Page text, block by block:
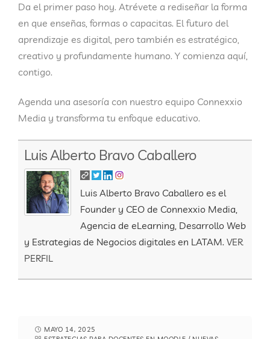
Da el primer paso hoy. Atrévete a rediseñar la forma
en que enseñas, formas o capacitas. El futuro del
aprendizaje es digital, pero también es estratégico,
creativo y profundamente humano. Y comienza aquí,
contigo.
Agenda una asesoría con nuestro equipo Connexxio
Media y transforma tu enfoque educativo.
Luis Alberto Bravo Caballero
Luis Alberto Bravo Caballero es el
Founder y CEO de Connexxio Media,
Agencia de eLearning, Desarrollo Web
y Estrategias de Negocios digitales en LATAM. VER
PERFIL
MAYO 14, 2025